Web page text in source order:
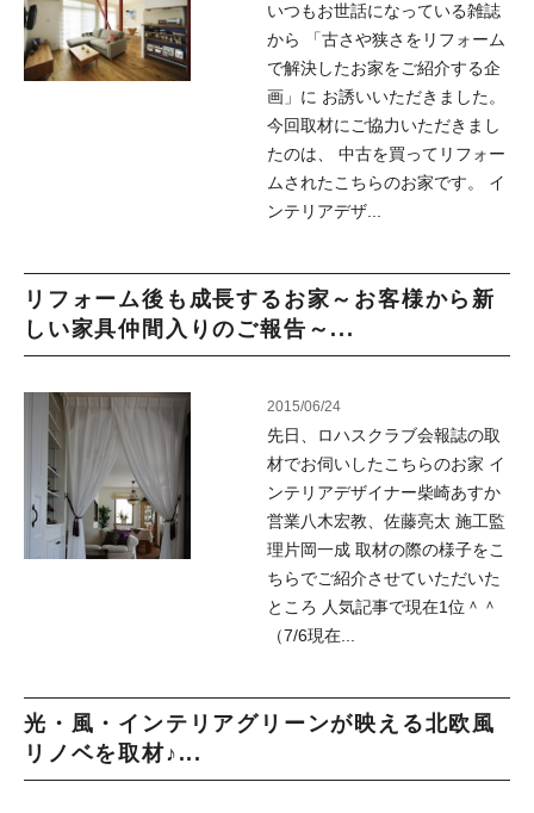
いつもお世話になっている雑誌
から 「古さや狭さをリフォーム
で解決したお家をご紹介する企
画」に お誘いいただきました。
今回取材にご協力いただきまし
たのは、 中古を買ってリフォー
ムされたこちらのお家です。 イ
ンテリアデザ...
リフォーム後も成長するお家～お客様から新
しい家具仲間入りのご報告～...
2015/06/24
先日、ロハスクラブ会報誌の取
材でお伺いしたこちらのお家 イ
ンテリアデザイナー柴崎あすか
営業八木宏教、佐藤亮太 施工監
理片岡一成 取材の際の様子をこ
ちらでご紹介させていただいた
ところ 人気記事で現在1位＾＾
（7/6現在...
光・風・インテリアグリーンが映える北欧風
リノベを取材♪...